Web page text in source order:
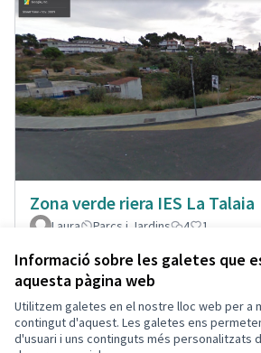
Informació sobre les galetes que
aquesta pàgina web
Utilitzem galetes en el nostre lloc web per a
contingut d'aquest. Les galetes ens
d'usuari i uns continguts més personalitzats
Zona verde riera IES La Talaia
Laura
Parcs i Jardins 4 1
Termes i condicions d'ús
Configuració de les galetes
Decidim Calafell a X
Decidim Calafell a Facebook
Decidim Calafell a YouTube
Decidim Calafell a GitHub